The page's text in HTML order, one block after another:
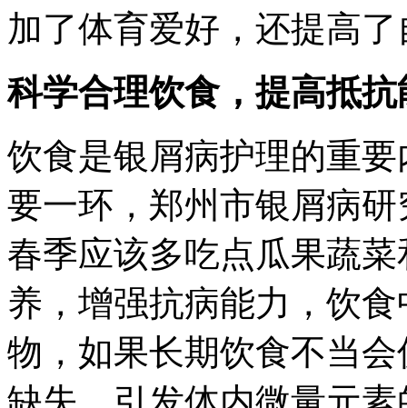
加了体育爱好，还提高
科学合理饮食，提高抵抗
饮食是银屑病护理的重
要一环，郑州市银屑病
春季应该多吃点瓜果蔬
养，增强抗病能力，饮
物，如果长期饮食不当